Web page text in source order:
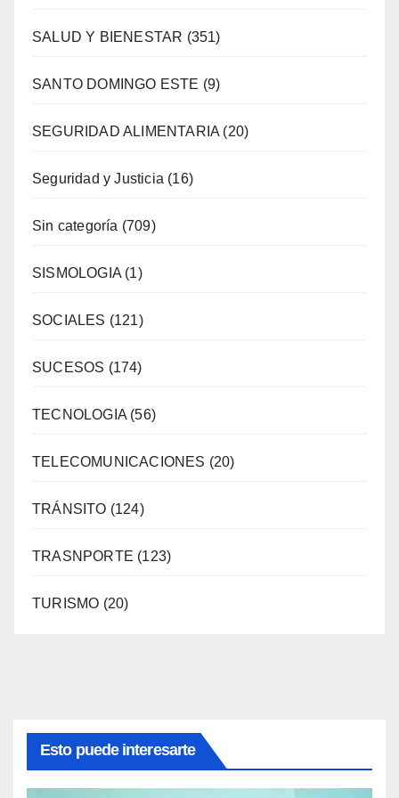
SALUD Y BIENESTAR (351)
SANTO DOMINGO ESTE (9)
SEGURIDAD ALIMENTARIA (20)
Seguridad y Justicia (16)
Sin categoría (709)
SISMOLOGIA (1)
SOCIALES (121)
SUCESOS (174)
TECNOLOGIA (56)
TELECOMUNICACIONES (20)
TRÁNSITO (124)
TRASNPORTE (123)
TURISMO (20)
Esto puede interesarte